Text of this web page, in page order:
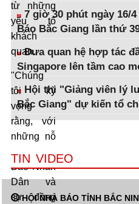
từ những
yếu tố
khách
quan.
"Chúng
tôi kỳ
vọng
rằng, với
những nỗ
Báo Nhân
Dân và
sự đồng
7 giờ 30 phút ngày 16/
Báo Bắc Giang lần thứ
Đưa quan hệ hợp tác
Singapore lên tầm cao
Hội thi "Giảng viên lý
Bắc Giang" dự kiến tổ
TIN VIDEO
HỘI NHÀ BÁO TỈNH BẮC